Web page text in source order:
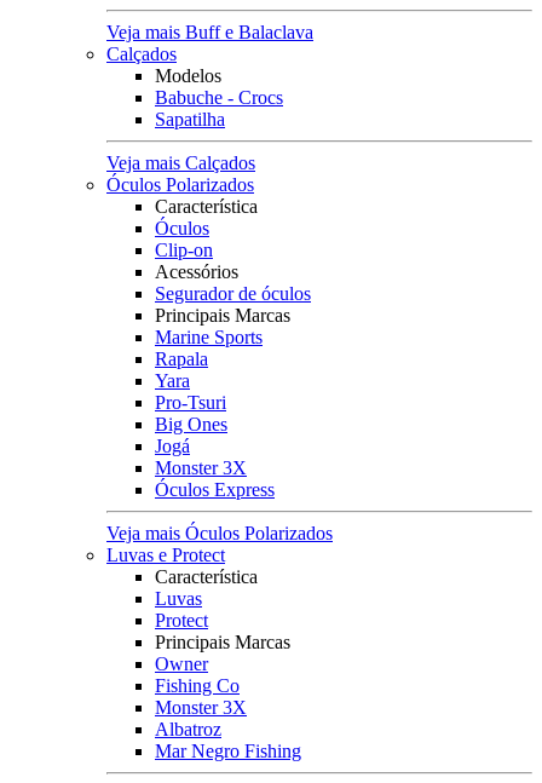
Veja mais Buff e Balaclava
Calçados
Modelos
Babuche - Crocs
Sapatilha
Veja mais Calçados
Óculos Polarizados
Característica
Óculos
Clip-on
Acessórios
Segurador de óculos
Principais Marcas
Marine Sports
Rapala
Yara
Pro-Tsuri
Big Ones
Jogá
Monster 3X
Óculos Express
Veja mais Óculos Polarizados
Luvas e Protect
Característica
Luvas
Protect
Principais Marcas
Owner
Fishing Co
Monster 3X
Albatroz
Mar Negro Fishing